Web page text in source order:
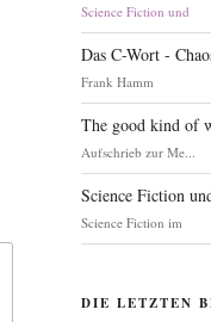
Science Fiction und
Das C-Wort -
Frank Hamm
The good kind of
Aufschrieb zur Me...
Science Fiction
Science Fiction im
DIE LETZTEN